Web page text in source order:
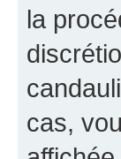
la
cas,